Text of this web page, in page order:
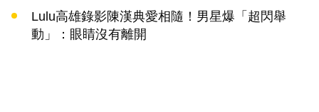
Lulu高雄錄影陳漢典愛相隨！男星爆「超閃舉
動」：眼睛沒有離開